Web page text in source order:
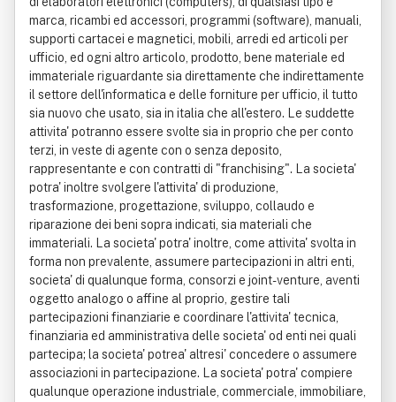
marca, ricambi ed accessori, programmi (software), manuali,
supporti cartacei e magnetici, mobili, arredi ed articoli per
ufficio, ed ogni altro articolo, prodotto, bene materiale ed
immateriale riguardante sia direttamente che indirettamente
il settore dell'informatica e delle forniture per ufficio, il tutto
sia nuovo che usato, sia in italia che all'estero. Le suddette
attivita' potranno essere svolte sia in proprio che per conto
terzi, in veste di agente con o senza deposito,
rappresentante e con contratti di "franchising". La societa'
potra' inoltre svolgere l'attivita' di produzione,
trasformazione, progettazione, sviluppo, collaudo e
riparazione dei beni sopra indicati, sia materiali che
immateriali. La societa' potra' inoltre, come attivita' svolta in
forma non prevalente, assumere partecipazioni in altri enti,
societa' di qualunque forma, consorzi e joint-venture, aventi
oggetto analogo o affine al proprio, gestire tali
partecipazioni finanziarie e coordinare l'attivita' tecnica,
finanziaria ed amministrativa delle societa' od enti nei quali
partecipa; la societa' potrea' altresi' concedere o assumere
associazioni in partecipazione. La societa' potra' compiere
qualunque operazione industriale, commerciale, immobiliare,